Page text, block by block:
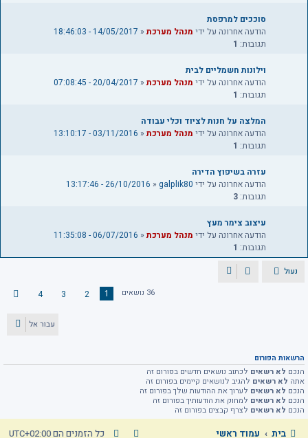
סוככים למרפסת
הודעה אחרונה על ידי מנהל מערכת «
14/05/2017 - 18:46:03
תגובות: 1
וילונות חשמליים לבית
הודעה אחרונה על ידי מנהל מערכת «
20/04/2017 - 07:08:45
תגובות: 1
המלצה על חנות לציוד וכלי עבודה
הודעה אחרונה על ידי מנהל מערכת «
03/11/2016 - 13:10:17
תגובות: 1
עזרה בשיפוץ הדירה
הודעה אחרונה על ידי galplik80
«
26/10/2016 - 13:17:46
תגובות: 3
עיצוב צימר מעץ
הודעה אחרונה על ידי מנהל מערכת «
06/07/2016 - 11:35:08
תגובות: 1
נעול
36 נושאים
1
2
3
4
עבור אל
הרשאות הפורום
הנכם לא רשאים לכתוב נושאים חדשים בפורום זה
אתה לא רשאים להגיב לנושאים קיימים בפורום זה
הנכם לא רשאים לערוך את ההודעות שלך בפורום זה
הנכם לא רשאים למחוק את הודעותיך בפורום זה
הנכם לא רשאים לצרף קבצים בפורום זה
בית עמוד ראשי כל הזמנים הםUTC+02:00